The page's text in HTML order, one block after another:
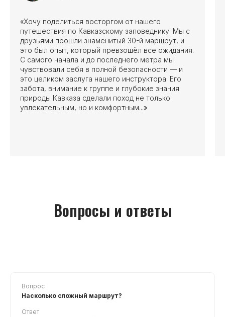
«Хочу поделиться восторгом от нашего
путешествия по Кавказскому заповеднику! Мы с
друзьями прошли знаменитый 30-й маршрут, и
это был опыт, который превзошёл все ожидания.
С самого начала и до последнего метра мы
чувствовали себя в полной безопасности — и
это целиком заслуга нашего инструктора. Его
забота, внимание к группе и глубокие знания
природы Кавказа сделали поход не только
увлекательным, но и комфортным...»
Вопросы и ответы
Вопрос
Насколько сложный маршрут?
Ответ